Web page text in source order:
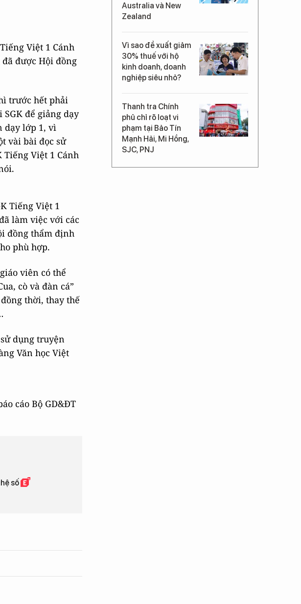
Việt 1 Cánh
đã được Hội đồng
trước hết phải
để giảng dạy
dạy lớp 1, vì
vài bài đọc sử
Việt 1 Cánh
Tiếng Việt 1
làm việc với các
đồng thẩm định
phù hợp.
viên có thể
cò và đàn cá”
thời, thay thế
dụng truyện
Văn học Việt
cáo Bộ GD&ĐT
số
Australia và New
Zealand
Vì sao đề xuất giảm
30% thuế với hộ
kinh doanh, doanh
nghiệp siêu nhỏ?
Thanh tra Chính
phủ chỉ rõ loạt vi
phạm tại Bảo Tín
Mạnh Hải, Mi Hồng,
SJC, PNJ